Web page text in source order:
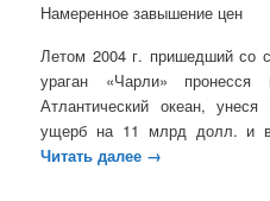
Намеренное завышение цен
Летом 2004 г. пришедший со
ураган «Чарли»
Атлантический океан,
ущерб на 11 млрд долл. и
Читать далее →